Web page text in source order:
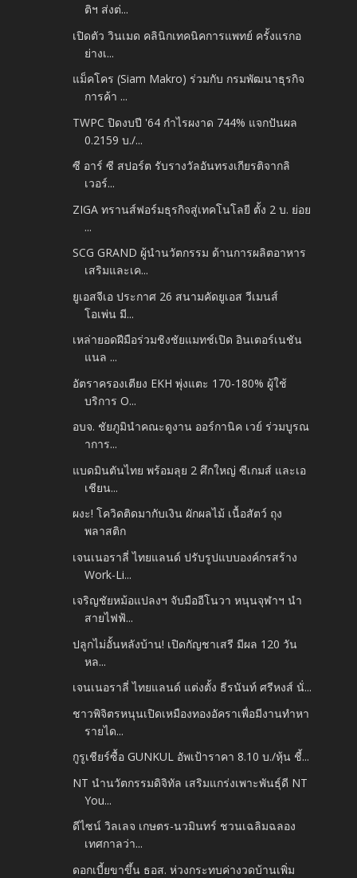
ติฯ ส่งต่...
เปิดตัว วินเมด คลินิกเทคนิคการแพทย์ ครั้งแรกอ
ย่างเ...
แม็คโคร (Siam Makro) ร่วมกับ กรมพัฒนาธุรกิจ
การค้า ...
TWPC ปิดงบปี '64 กำไรผงาด 744% แจกปันผล
0.2159 บ./...
ซี อาร์ ซี สปอร์ต รับรางวัลอันทรงเกียรติจากลิ
เวอร์...
ZIGA ทรานส์ฟอร์มธุรกิจสู่เทคโนโลยี ตั้ง 2 บ. ย่อย
...
SCG GRAND ผู้นำนวัตกรรม ด้านการผลิตอาหาร
เสริมและเค...
ยูเอสจีเอ ประกาศ 26 สนามคัดยูเอส วีเมนส์
โอเพ่น มี...
เหล่ายอดฝีมือร่วมชิงชัยแมทช์เปิด อินเตอร์เนชัน
แนล ...
อัตราครองเตียง EKH พุ่งแตะ 170-180% ผู้ใช้
บริการ O...
อบจ. ชัยภูมินำคณะดูงาน ออร์กานิค เวย์ ร่วมบูรณ
าการ...
แบดมินตันไทย พร้อมลุย 2 ศึกใหญ่ ซีเกมส์ และเอ
เชียน...
ผงะ! โควิดติดมากับเงิน ผักผลไม้ เนื้อสัตว์ ถุง
พลาสติก
เจนเนอราลี่ ไทยแลนด์ ปรับรูปแบบองค์กรสร้าง
Work-Li...
เจริญชัยหม้อแปลงฯ จับมืออีโนวา หนุนจุฬาฯ นำ
สายไฟฟ้...
ปลูกไม่อั้นหลังบ้าน! เปิดกัญชาเสรี มีผล 120 วัน
หล...
เจนเนอราลี่ ไทยแลนด์ แต่งตั้ง ธีรนันท์ ศรีหงส์ นั่...
ชาวพิจิตรหนุนเปิดเหมืองทองอัคราเพื่อมีงานทำหา
รายได...
กูรูเชียร์ซื้อ GUNKUL อัพเป้าราคา 8.10 บ./หุ้น ชี้...
NT นำนวัตกรรมดิจิทัล เสริมแกร่งเพาะพันธุ์ดี NT
You...
ดีไซน์ วิลเลจ เกษตร-นวมินทร์ ชวนเฉลิมฉลอง
เทศกาลว่า...
ดอกเบี้ยขาขึ้น ธอส. ห่วงกระทบค่างวดบ้านเพิ่ม